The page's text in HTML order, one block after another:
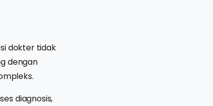
dokter tidak
dengan
diagnosis,